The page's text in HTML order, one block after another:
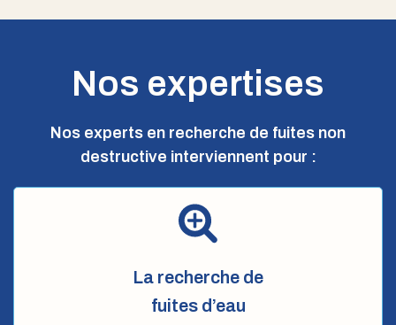
Nos expertises
Nos experts en recherche de fuites non
destructive interviennent pour :
La recherche de
fuites d’eau